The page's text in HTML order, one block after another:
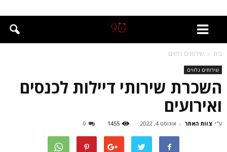
בית שירותים נלווים
שירותים נלווים
השכרת שירותי דיילות לכנסים
ואירועים
ע"י צוות האתר - אוגוסט 4, 2022 1455
0